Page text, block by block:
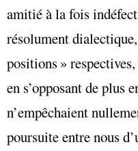
amitié à la fois
résolument
positions »
en s’opposant de plus
n’empêchaient
poursuite entre nous